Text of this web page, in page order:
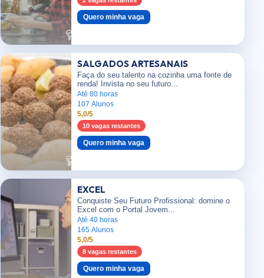
Quero minha vaga
SALGADOS ARTESANAIS
Faça do seu talento na cozinha uma fonte de
renda! Invista no seu futuro...
Até 80 horas
107 Alunos
5,0/5
10 vagas restantes
Quero minha vaga
EXCEL
Conquiste Seu Futuro Profissional: domine o
Excel com o Portal Jovem...
Até 40 horas
165 Alunos
5,0/5
8 vagas restantes
Quero minha vaga